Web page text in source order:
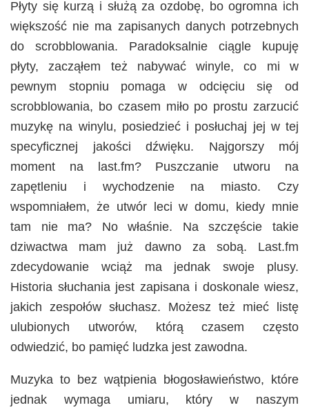
Płyty się kurzą i służą za ozdobę, bo ogromna ich
większość nie ma zapisanych danych potrzebnych
do scrobblowania. Paradoksalnie ciągle kupuję
płyty, zacząłem też nabywać winyle, co mi w
pewnym stopniu pomaga w odcięciu się od
scrobblowania, bo czasem miło po prostu zarzucić
muzykę na winylu, posiedzieć i posłuchaj jej w tej
specyficznej jakości dźwięku. Najgorszy mój
moment na last.fm? Puszczanie utworu na
zapętleniu i wychodzenie na miasto. Czy
wspomniałem, że utwór leci w domu, kiedy mnie
tam nie ma? No właśnie. Na szczęście takie
dziwactwa mam już dawno za sobą. Last.fm
zdecydowanie wciąż ma jednak swoje plusy.
Historia słuchania jest zapisana i doskonale wiesz,
jakich zespołów słuchasz. Możesz też mieć listę
ulubionych utworów, którą czasem często
odwiedzić, bo pamięć ludzka jest zawodna.
Muzyka to bez wątpienia błogosławieństwo, które
jednak wymaga umiaru, który w naszym